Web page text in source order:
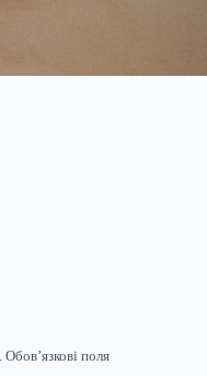
Обов’язкові поля